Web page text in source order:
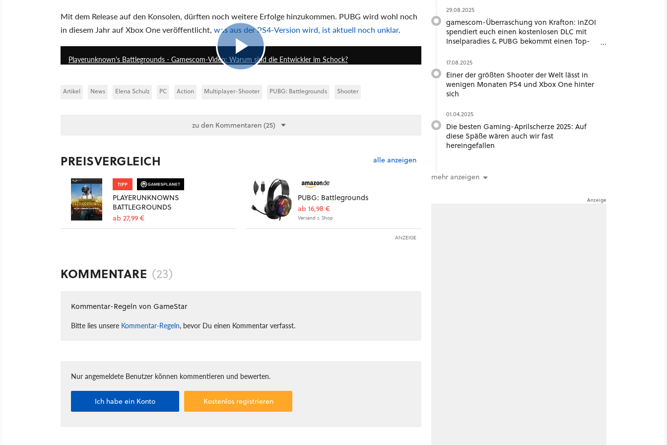
Mit dem Release auf den Konsolen, dürften noch weitere Erfolge hinzukommen. PUBG wird wohl noch
in diesem Jahr auf Xbox One veröffentlicht, was aus der PS4-Version wird, ist aktuell noch unklar.
Playerunknown's Battlegrounds - Gamescom-Video: Warum sind die Entwickler im Schock?
Artikel News Elena Schulz PC Action Multiplayer-Shooter PUBG: Battlegrounds Shooter
zu den Kommentaren (25)
PREISVERGLEICH alle anzeigen
TIPP
PLAYERUNKNOWNS
BATTLEGROUNDS
ab 27,99 €
PUBG: Battlegrounds
ab 16,98 €
Versand s. Shop
ANZEIGE
KOMMENTARE (23)
Kommentar-Regeln von GameStar
Bitte lies unsere Kommentar-Regeln, bevor Du einen Kommentar verfasst.
Nur angemeldete Benutzer können kommentieren und bewerten.
Ich habe ein Konto Kostenlos registrieren
29.08.2025
gamescom-Überraschung von Krafton: inZOI
spendiert euch einen kostenlosen DLC mit
Inselparadies & PUBG bekommt einen Top-
17.08.2025
Einer der größten Shooter der Welt lässt in
wenigen Monaten PS4 und Xbox One hinter
sich
01.04.2025
Die besten Gaming-Aprilscherze 2025: Auf
diese Späße wären auch wir fast
hereingefallen
mehr anzeigen